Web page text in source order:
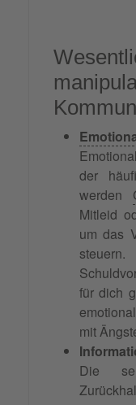
der
werden
Mitleid
um das
für dich
mit
Die